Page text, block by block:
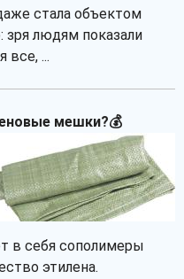
стала объектом
зря людям показали
все, ...
мешки?💰
в себя сополимеры
этилена.